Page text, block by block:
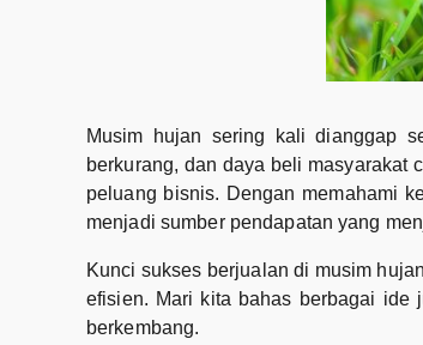
Musim hujan sering kali dianggap
berkurang, dan daya beli masyarakat
peluang bisnis. Dengan memahami
menjadi sumber pendapatan yang
Kunci sukses berjualan di musim
efisien. Mari kita bahas berbagai ide
berkembang.